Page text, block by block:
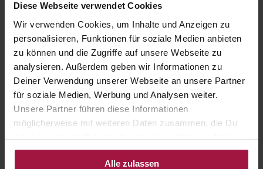
Diese Webseite verwendet Cookies
Wir verwenden Cookies, um Inhalte und Anzeigen zu
personalisieren, Funktionen für soziale Medien anbieten
zu können und die Zugriffe auf unsere Webseite zu
analysieren. Außerdem geben wir Informationen zu
Deiner Verwendung unserer Webseite an unsere Partner
für soziale Medien, Werbung und Analysen weiter.
Unsere Partner führen diese Informationen
möglicherweise mit weiteren Daten zusammen, die Du
ihnen bereitgestellt hast oder die sie im Rahmen Deiner
Nutzung der Dienste gesammelt haben.
Alle zulassen